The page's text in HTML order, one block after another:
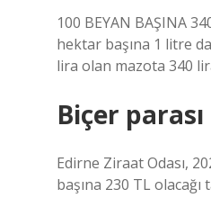
100 BEYAN BAŞINA
hektar başına 1 litre
lira olan mazota 340
Biçer
Edirne Ziraat Odası,
başına 230 TL olacağı